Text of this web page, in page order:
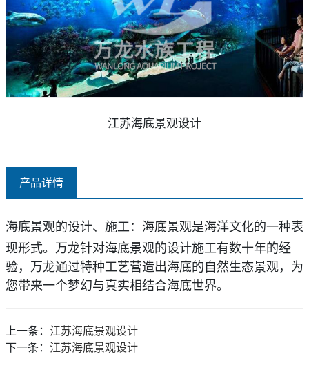
江苏海底景观设计
产品详情
海底景观的设计、施工： 海底景观是海洋文化的一种表
现形式。万龙针对海底景观的设计施工有数十年的经
验，万龙通过特种工艺营造出海底的自然生态景观，为
您带来一个梦幻与真实相结合海底世界。
上一条： 江苏海底景观设计
下一条： 江苏海底景观设计